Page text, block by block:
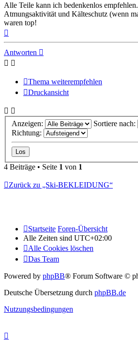
Alle Teile kann ich bedenkenlos empfehlen.
Atmungsaktivität und Kälteschutz (wenn
waren top!
Antworten
Thema weiterempfehlen
Druckansicht
Anzeigen:
Sortiere nach:
Richtung:
4 Beiträge • Seite 1 von 1
Zurück zu „Ski-BEKLEIDUNG“
Startseite Foren-Übersicht
Alle Zeiten sind UTC+02:00
Alle Cookies löschen
Das Team
Powered by phpBB® Forum Software ©
Deutsche Übersetzung durch phpBB.de
Nutzungsbedingungen